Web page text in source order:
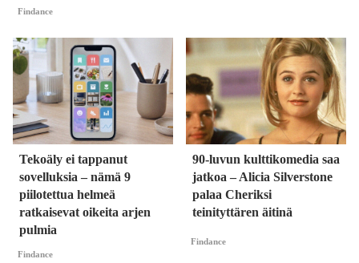
Findance
Tekoäly ei tappanut
sovelluksia – nämä 9
piilotettua helmeä
ratkaisevat oikeita arjen
pulmia
Findance
90-luvun kulttikomedia saa
jatkoa – Alicia Silverstone
palaa Cheriksi
teinityttären äitinä
Findance